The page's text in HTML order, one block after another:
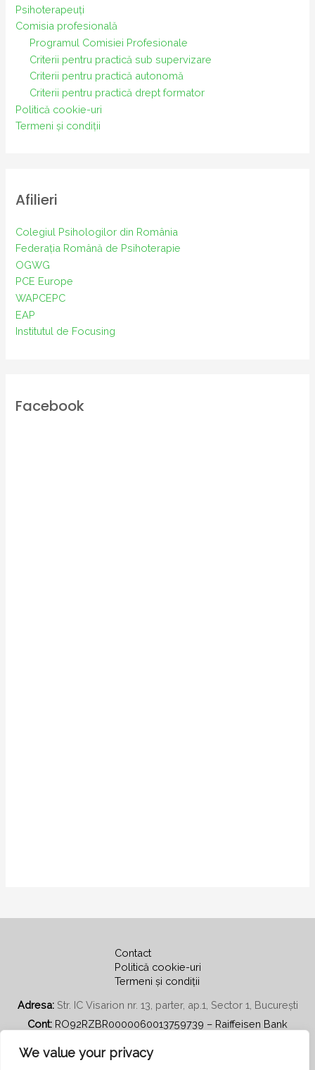
We value your privacy
Psihoterapeuți
Comisia profesională
Programul Comisiei Profesionale
Criterii pentru practică sub supervizare
Criterii pentru practică autonomă
Criterii pentru practică drept formator
Politică cookie-uri
Termeni și condiții
Afilieri
Colegiul Psihologilor din România
Federația Română de Psihoterapie
OGWG
PCE Europe
WAPCEPC
EAP
Institutul de Focusing
Facebook
Contact
Politică cookie-uri
Termeni și condiții
Adresa: Str. IC Visarion nr. 13, parter, ap.1, Sector 1, București
Cont: RO92RZBR0000060013759739 – Raiffeisen Bank